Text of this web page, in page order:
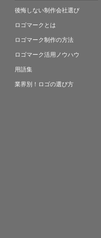
後悔しない制作会社選び
ロゴマークとは
ロゴマーク制作の方法
ロゴマーク活用ノウハウ
用語集
業界別！ロゴの選び方